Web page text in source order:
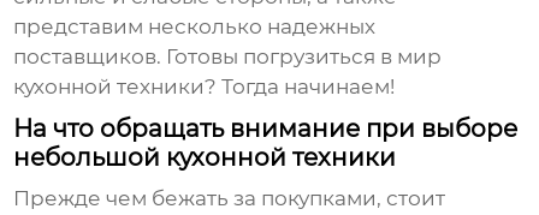
представим несколько надежных
поставщиков. Готовы погрузиться в мир
кухонной техники? Тогда начинаем!
На что обращать внимание при выборе
небольшой кухонной техники
Прежде чем бежать за покупками, стоит